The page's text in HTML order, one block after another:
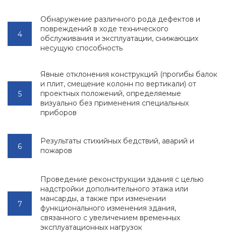
Обнаружение различного рода дефектов и
повреждений в ходе технического
обслуживания и эксплуатации, снижающих
несущую способность
Явные отклонения конструкций (прогибы балок
и плит, смещение колонн по вертикали) от
проектных положений, определяемые
визуально без применения специальных
приборов
Результаты стихийных бедствий, аварий и
пожаров
Проведение реконструкции здания с целью
надстройки дополнительного этажа или
мансарды, а также при изменении
функционального изменения здания,
связанного с увеличением временных
эксплуатационных нагрузок